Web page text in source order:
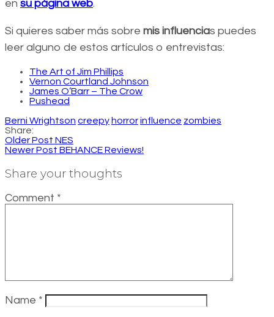
en su página web.
Si quieres saber más sobre mis influencias puedes
leer alguno de estos artículos o entrevistas:
The Art of Jim Phillips
Vernon Courtland Johnson
James O’Barr – The Crow
Pushead
Berni Wrightson creepy horrorinfluence zombies
Share:
Older Post NES
Newer Post BEHANCE Reviews!
Share your thoughts
Comment *
Name *